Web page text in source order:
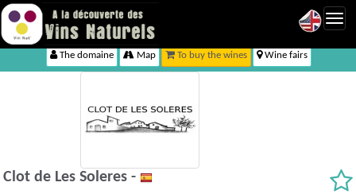
The domaine Map To buy the wines Wine fairs
Clot de Les Soleres -